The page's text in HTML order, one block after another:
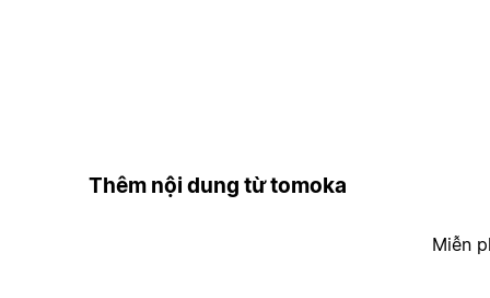
Thêm nội dung từ tomoka
Miễn